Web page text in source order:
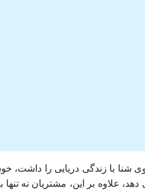
با زندگی دریایی را داشت،
علاوه بر این، مشتریان نه